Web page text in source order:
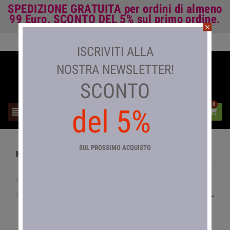
SPEDIZIONE GRATUITA per ordini di almeno
99 Euro. SCONTO DEL 5% sul primo ordine.
 
0
HOME

close
ISCRIVITI ALLA
NOSTRA NEWSLETTER!
SCONTO
del 5%
SUL PROSSIMO ACQUISTO